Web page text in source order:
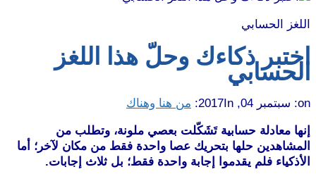
اللغز الحسابي
اختبر ذكاءك وحلّ هذا اللغز
الحسابي
on: سبتمبر 04, 2017 In: من هنا وهناك
إنها معادلة حسابية تَشَكّلت بعصي ملونة، وتطلب من
المشاهدين حلها بتحريك عصا واحدة فقط من مكان لآخر؛ أما
الأذكياء فلم يقدموا إجابة واحدة فقط؛ بل ثلاث إجابات.